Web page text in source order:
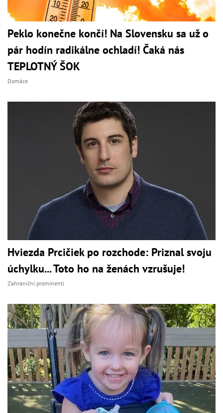
Peklo konečne končí! Na Slovensku sa už o
pár hodín radikálne ochladí! Čaká nás
TEPLOTNÝ ŠOK
Domáce
Hviezda Prcičiek po rozchode: Priznal svoju
úchylku... Toto ho na ženách vzrušuje!
Zahraniční prominenti